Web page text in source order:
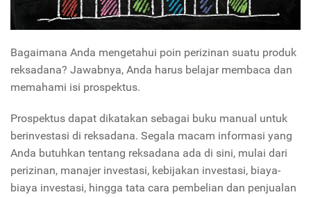
Bagaimana Anda mengetahui poin perizinan suatu produk
reksadana? Jawabnya, Anda harus belajar membaca dan
memahami isi prospektus.
Prospektus dapat dikatakan sebagai buku manual untuk
berinvestasi di reksadana. Segala macam informasi yang
Anda butuhkan tentang reksadana ada di sini, mulai dari
perizinan, manajer investasi, kebijakan investasi, biaya-
biaya investasi, hingga tata cara pembelian dan penjualan